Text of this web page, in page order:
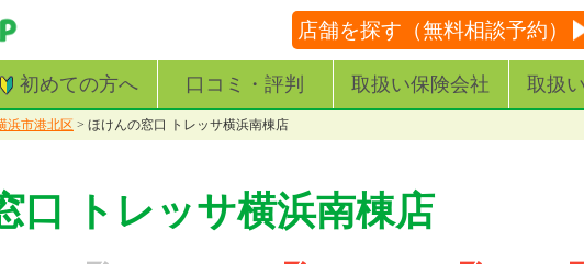
店舗を探す（無料相談予約）
初めての方へ 口コミ・評判 取扱い保険会社 取扱
浜市港北区 > ほけんの窓口 トレッサ横浜南棟店
口 トレッサ横浜南棟店